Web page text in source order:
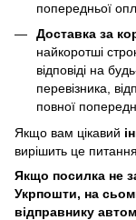
попередньої
Доставка за
найкоротші
відповіді на
перевізника,
повної
Якщо вам цікавий
вирішить це
Якщо посилка не
Укрпошти, на
відправнику